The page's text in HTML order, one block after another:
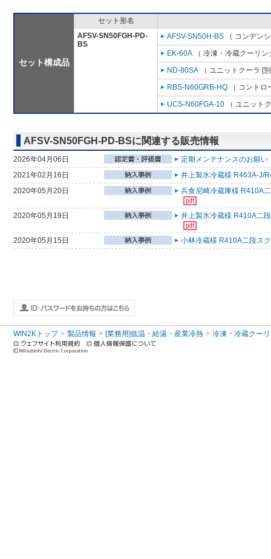
セット構成品
セット形名
AFSV-SN50FGH-PD-
BS
AFSV-SN50H-BS （ コンデン
EK-60A （ 冷凍・冷蔵クーリ
ND-80SA （ ユニットクーラ [
RBS-N60GRB-HQ （ コント
UCS-N60FGA-10 （ ユニット
AFSV-SN50FGH-PD-BSに関連する販売情報
2026年04月06日
定期メンテナンスのお願
2021年02月16日
井上製氷冷蔵様 R463A-J/
2020年05月20日
兵食尼崎冷蔵庫様 R410A
2020年05月19日 井上製氷冷蔵様 R410A二
2020年05月15日 小林冷蔵様 R410A二段ス
WIN2Kトップ 製品情報 [業務用]低温・給湯・産業冷熱 冷凍・冷蔵クー